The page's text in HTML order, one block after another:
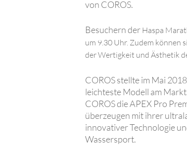
von COROS.
Besuchern der Haspa
um 9.30 Uhr. Zudem können
der Wertigkeit und Ästhetik
COROS stellte im Mai
leichteste Modell am
COROS die APEX Pro
überzeugen mit ihrer
innovativer Technologie
Wassersport.